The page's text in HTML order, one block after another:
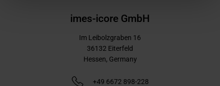
imes-icore GmbH
Im Leibolzgraben 16
36132 Eiterfeld
Hessen, Germany
+49 6672 898-228